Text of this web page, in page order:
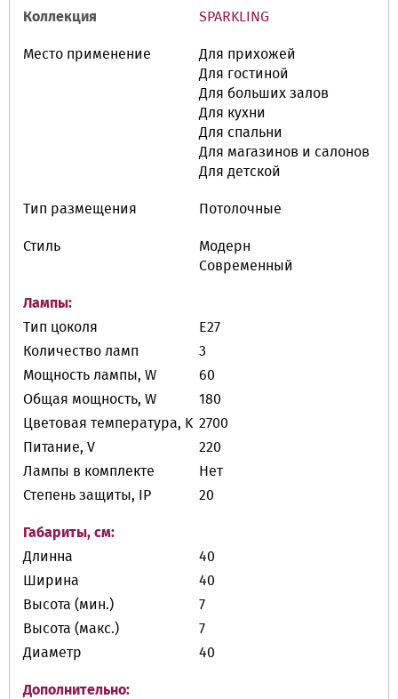
Коллекция SPARKLING
Место применение
Для прихожей
Для гостиной
Для больших залов
Для кухни
Для спальни
Для магазинов и салонов
Для детской
Тип размещения Потолочные
Стиль
Модерн
Современный
Лампы:
Тип цоколя
E27
Количество ламп
3
Мощность лампы, W
60
Общая мощность, W
180
Цветовая температура, K 2700
Питание, V
220
Лампы в комплекте
Нет
Степень защиты, IP
20
Габариты, см:
Длинна
40
Ширина
40
Высота (мин.)
7
Высота (макс.)
7
Диаметр
40
Дополнительно: